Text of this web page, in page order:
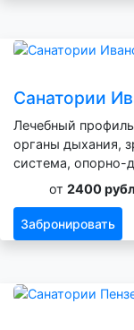
Санатории
Лечебный
органы дыхания,
система, опорно-
от 2400
Забронировать